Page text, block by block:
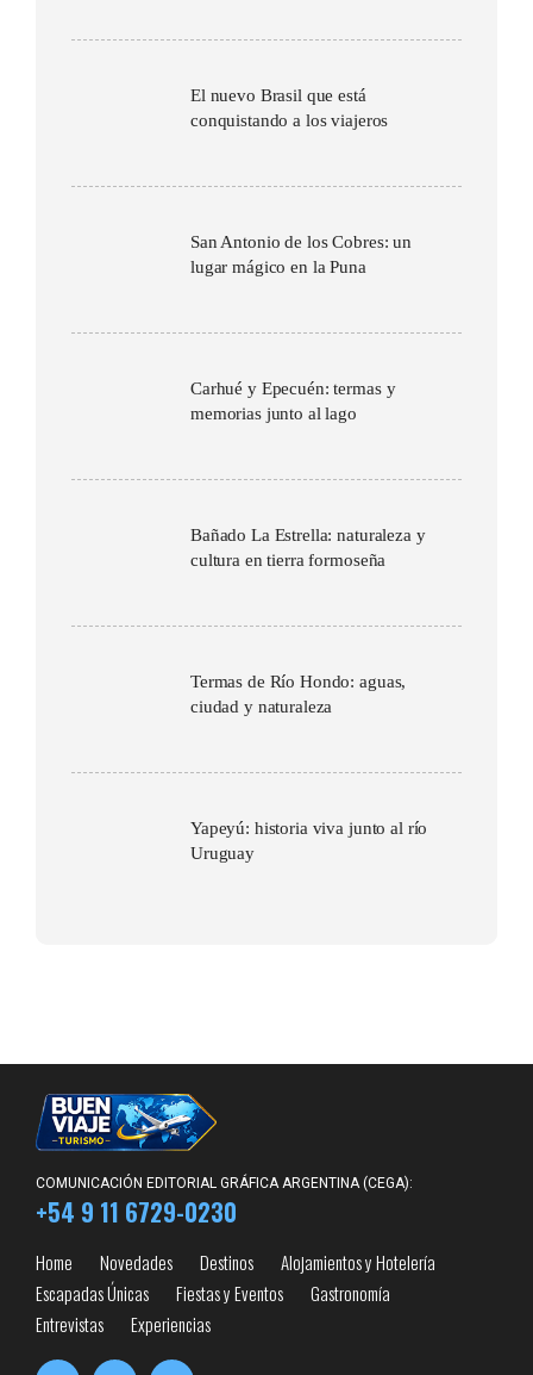
El nuevo Brasil que está
conquistando a los viajeros
San Antonio de los Cobres: un
lugar mágico en la Puna
Carhué y Epecuén: termas y
memorias junto al lago
Bañado La Estrella: naturaleza y
cultura en tierra formoseña
Termas de Río Hondo: aguas,
ciudad y naturaleza
Yapeyú: historia viva junto al río
Uruguay
COMUNICACIÓN EDITORIAL GRÁFICA ARGENTINA (CEGA):
+54 9 11 6729-0230
Home Novedades Destinos
Alojamientos y Hotelería
Escapadas Únicas
Fiestas y Eventos
Gastronomía
Entrevistas
Experiencias